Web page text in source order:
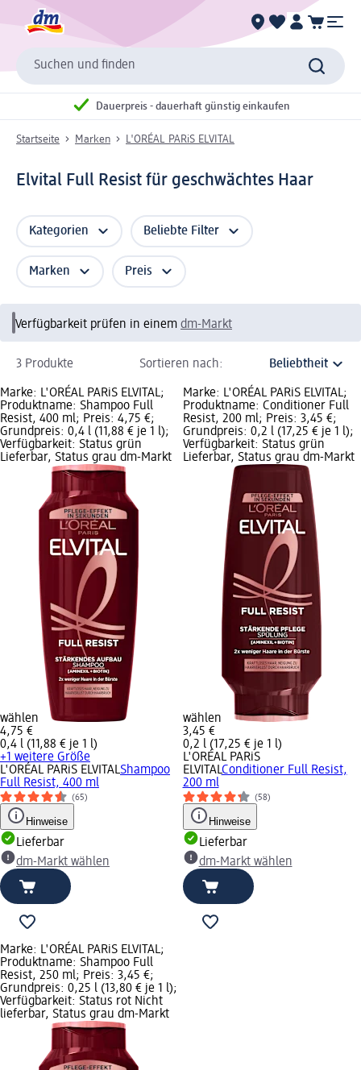
Suchen und finden
Dauerpreis - dauerhaft günstig einkaufen
Startseite Marken L'ORÉAL PARiS ELVITAL
Elvital Full Resist für geschwächtes Haar
Kategorien Beliebte Filter
Marken Preis
Verfügbarkeit prüfen in einem dm-Markt
3 Produkte Sortieren nach:
Marke: L'ORÉAL PARiS ELVITAL;
Produktname: Shampoo Full
Resist, 400 ml; Preis: 4,75 €;
Grundpreis: 0,4 l (11,88 € je 1 l);
Verfügbarkeit: Status grün
Lieferbar, Status grau dm-Markt
wählen
4,75 €
0,4 l (11,88 € je 1 l)
+1 weitere Größe
L'ORÉAL PARiS ELVITALShampoo
Full Resist, 400 ml
(65)
Hinweise
Lieferbar
dm-Markt wählen
Marke: L'ORÉAL PARiS ELVITAL;
Produktname: Conditioner Full
Resist, 200 ml; Preis: 3,45 €;
Grundpreis: 0,2 l (17,25 € je 1 l);
Verfügbarkeit: Status grün
Lieferbar, Status grau dm-Markt
wählen
3,45 €
0,2 l (17,25 € je 1 l)
L'ORÉAL PARiS
ELVITALConditioner Full Resist,
200 ml
(58)
Hinweise
Lieferbar
dm-Markt wählen
Marke: L'ORÉAL PARiS ELVITAL;
Produktname: Shampoo Full
Resist, 250 ml; Preis: 3,45 €;
Grundpreis: 0,25 l (13,80 € je 1 l);
Verfügbarkeit: Status rot Nicht
lieferbar, Status grau dm-Markt